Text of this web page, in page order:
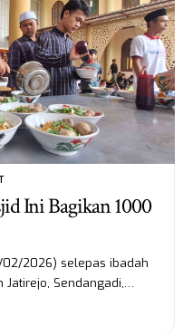
Ini Bagikan 1000
02/2026) selepas ibadah
Jatirejo, Sendangadi,…